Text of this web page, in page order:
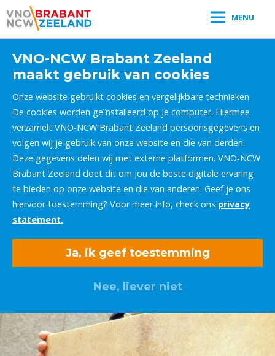
MENU
VNO-NCW Brabant Zeeland
maakt gebruik van cookies
Onze website gebruikt cookies en vergelijkbare technieken.
De cookies worden geïnstalleerd op je computer. Hiermee
verzamelt VNO-NCW Brabant Zeeland persoonsgegevens en
volgen wij je gebruik van onze website en die van derden.
Deze gegevens delen wij met externe platformen. VNO-NCW
Brabant Zeeland doet dit om jou de beste digitale ervaring
te bieden op onze website en die van anderen. Geef je ons
hiervoor toestemming? Voor meer info, check ons privacy
statement.
Ja, ik geef toestemming
Nee, liever niet